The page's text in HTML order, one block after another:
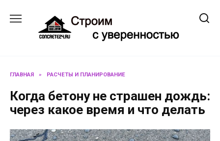
содержанию
ГЛАВНАЯ » РАСЧЕТЫ И ПЛАНИРОВАНИЕ
Когда бетону не страшен дождь:
через какое время и что делать